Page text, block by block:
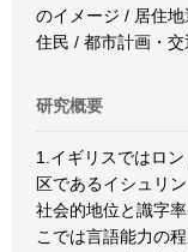
のイメージ / 居住
住民 / 都市計画・
研究概要
1.イギリスではロ
区であるイシュリ
社会的地位と識字
こでは言語能力の